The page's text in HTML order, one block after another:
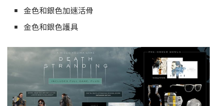
金色和銀色加速活骨
金色和銀色護具